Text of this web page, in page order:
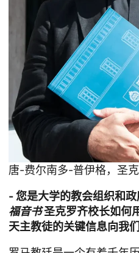
唐-费尔南多-普伊格，圣克
- 您是大学的教会组织和
福音书圣克罗齐校长如何
天主教徒的关键信息向我